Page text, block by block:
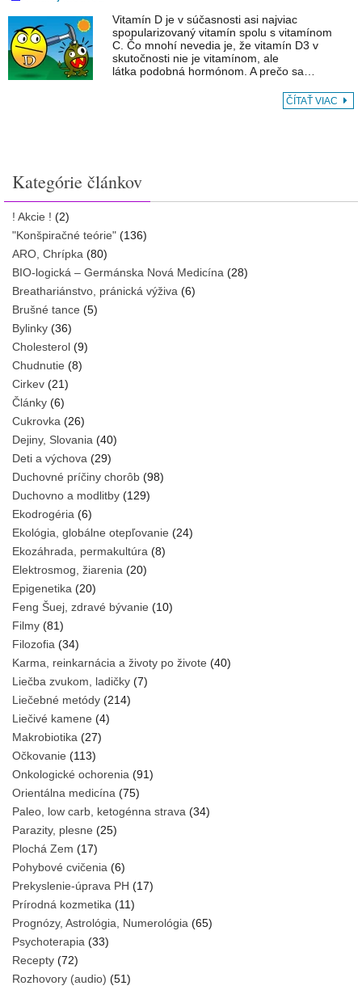
Vitamín D je v súčasnosti asi najviac
spopularizovaný vitamín spolu s vitamínom
C. Čo mnohí nevedia je, že vitamín D3 v
skutočnosti nie je vitamínom, ale
látka podobná hormónom. A prečo sa…
ČÍTAŤ VIAC
Kategórie článkov
! Akcie ! (2)
"Konšpiračné teórie" (136)
ARO, Chrípka (80)
BIO-logická – Germánska Nová Medicína (28)
Breathariánstvo, pránická výživa (6)
Brušné tance (5)
Bylinky (36)
Cholesterol (9)
Chudnutie (8)
Cirkev (21)
Články (6)
Cukrovka (26)
Dejiny, Slovania (40)
Deti a výchova (29)
Duchovné príčiny chorôb (98)
Duchovno a modlitby (129)
Ekodrogéria (6)
Ekológia, globálne otepľovanie (24)
Ekozáhrada, permakultúra (8)
Elektrosmog, žiarenia (20)
Epigenetika (20)
Feng Šuej, zdravé bývanie (10)
Filmy (81)
Filozofia (34)
Karma, reinkarnácia a životy po živote (40)
Liečba zvukom, ladičky (7)
Liečebné metódy (214)
Liečivé kamene (4)
Makrobiotika (27)
Očkovanie (113)
Onkologické ochorenia (91)
Orientálna medicína (75)
Paleo, low carb, ketogénna strava (34)
Parazity, plesne (25)
Plochá Zem (17)
Pohybové cvičenia (6)
Prekyslenie-úprava PH (17)
Prírodná kozmetika (11)
Prognózy, Astrológia, Numerológia (65)
Psychoterapia (33)
Recepty (72)
Rozhovory (audio) (51)